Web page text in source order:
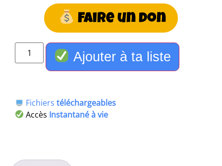
Faire un don
Ajouter à ta liste
Fichierstéléchargeables
Accès Instantané à vie